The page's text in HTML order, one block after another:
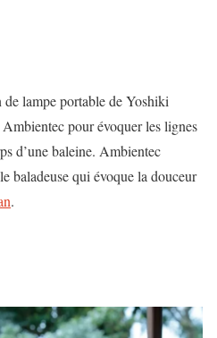
lampe portable de Yoshiki
pour évoquer les lignes
d’une baleine. Ambientec
baladeuse qui évoque la douceur
.